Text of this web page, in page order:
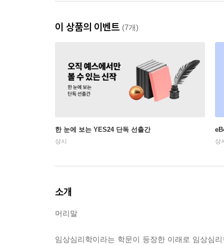
이 상품의 이벤트 (7개)
한 눈에 보는 YES24 단독 선출간
상시 상
소개
머리말
임상심리학이라는 학문이 등장한 이래로 임상심